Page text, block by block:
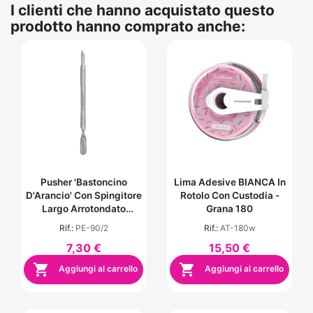
I clienti che hanno acquistato questo
prodotto hanno comprato anche:
Pusher 'Bastoncino
D'Arancio' Con Spingitore
Largo Arrotondato
Rif.: PE-90/2
7,30 €
 Aggiungi al carrello
Lima Adesive BIANCA In
Rotolo Con Custodia -
Grana 180
Rif.: AT-180w
15,50 €
 Aggiungi al carrello